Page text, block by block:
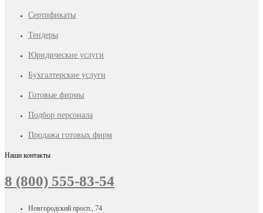
Сертификаты
Тендеры
Юридические услуги
Бухгалтерские услуги
Готовые фирмы
Подбор персонала
Продажа готовых фирм
Наши контакты
8 (800) 555-83-54
Новгородский просп., 74